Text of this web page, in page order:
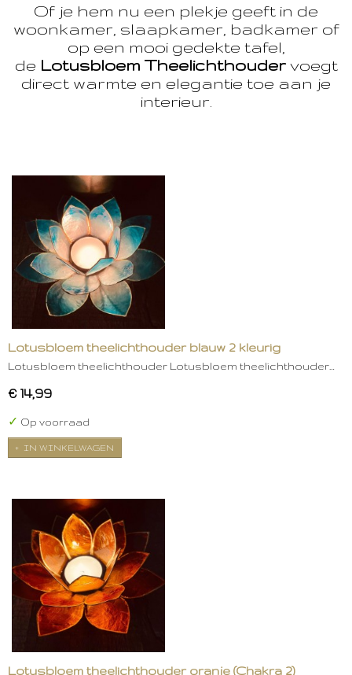
Of je hem nu een plekje geeft in de
woonkamer, slaapkamer, badkamer of
op een mooi gedekte tafel,
de Lotusbloem Theelichthoudervoegt
direct warmte en elegantie toe aan je
interieur.
Lotusbloem theelichthouder blauw 2 kleurig
Lotusbloem theelichthouder Lotusbloem theelichthouder…
€ 14,99
✓ Op voorraad
IN WINKELWAGEN
Lotusbloem theelichthouder oranje (Chakra 2)